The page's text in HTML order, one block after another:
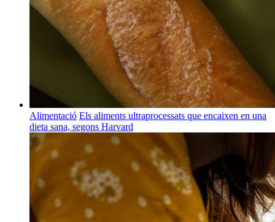
Alimentació Els aliments ultraprocessats que encaixen en una
dieta sana, segons Harvard